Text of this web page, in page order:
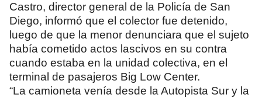
Castro, director general de la Policía de San
Diego, informó que el colector fue detenido,
luego de que la menor denunciara que el sujeto
había cometido actos lascivos en su contra
cuando estaba en la unidad colectiva, en el
terminal de pasajeros Big Low Center.
“La camioneta venía desde la Autopista Sur y la